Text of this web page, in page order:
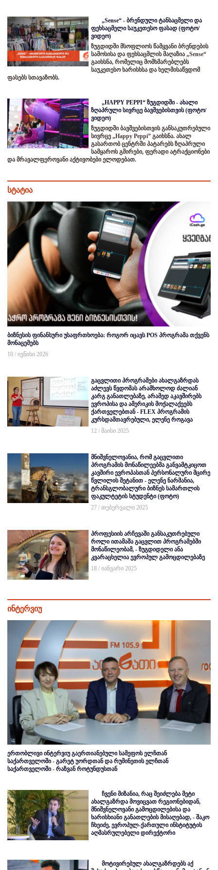
„Sense“ - ბრენდული ტანსაცმელი და
ფეხსაცმელი საუკეთესო ფასად (ფოტო/
ვიდეო)
ზუგდიდში მსოფლიოს წამყვანი ბრენდების
სამოსისა და ფეხსაცმლის მაღაზია „Sense“
გაიხსნა, რომელიც მომხმარებლებს
საუკეთესო ხარისხსა და ხელმისაწვდომ
ფასებს სთავაზობს.
„HAPPY PEPPI“ ზუგდიდში - ახალი
ზღაპრული სივრცე ბავშვებისთვის (ფოტო/
ვიდეო)
ზუგდიდში ბავშვებისთვის განსაკუთრებული
სივრცე „Happy Peppi” გაიხსნა. ახალ
გასართობ ცენტრში პატარებს ზღაპრული
სამყაროს გმირები, ფერადი ატრაქციონები
და მრავალფეროვანი აქტივობები ელოდებათ.
სტატია
ბიზნესის ფინანსური უსაფრთხოება: როგორ იცავს POS პროგრამა თქვენს
მონაცემებს
10 / ივნისი 2026
გაცვლითი პროგრამები ახალგაზრდას
აძლევს წვდომას არამხოლოდ ძალიან
კარგ განათლებაზე, არამედ აკავშირებს
ევროპისა და ამერიკის მოქალაქეებს
ქართველებთან - FLEX პროგრამის
კურსდამთავრებული, ელენე როგავა
12 / მაისი 2025
მნიშვნელოვანია, რომ გაცვლითი
პროგრამის მონაწილეებმა განვამტკიცოთ
კავშირი ევროპასთან პერსონალური მცირე
წვლილის შეტანით - ელენე ნარმანია,
ტრანსგლობალური ბიზნეს სამართლის
ფაკულტეტის სტუდენტი (ფოტო)
27 / თებერვალი 2025
პროფესიის არჩევაში განსაკუთრებული
როლი ითამაშა გაცვლით პროგრამებში
მონაწილეობამ, - ზუგდიდელი ანა
კვარაცხელია ევროპულ გამოცდილებაზე
18 / იანვარი 2025
ინტერვიუ
ერთობლივი ინტერვიუ გაერთიანებული სამეფოს ელჩთან
საქართველოში - გარეტ უორდთან და რუმინეთის ელჩთან
საქართველოში - რაზვან როტუნდუსთან
ჩვენი მიზანია, რაც შეიძლება მეტი
ახალგაზრდა მოვიცვათ რეგიონებიდან,
მნიშვნელოვანი გამოცდილებისა და
ხარისხიანი განათლების მისაღებად, - შაკო
ჩხეიძე, ევროპულ-ქართული ინსტიტუტის
აღმასრულებელი დირექტორი
მოტივირებულ ახალგაზრდებს აქ